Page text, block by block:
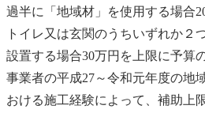
過半に「地域材」を使用する場合
トイレ又は玄関のうちいずれか２
設置する場合30万円を上限に予算
事業者の平成27～令和元年度の地
おける施工経験によって、補助上